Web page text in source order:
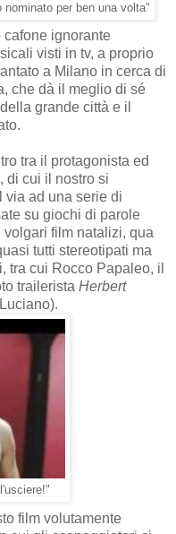
per ben una volta"
cafone ignorante
visti in tv, a proprio
a Milano in cerca di
che dà il meglio di sé
grande città e il
tra il protagonista ed
di cui il nostro si
via ad una serie di
su giochi di parole
film natalizi, qua
tutti stereotipati ma
tra cui Rocco Papaleo, il
trailerista Herbert
film volutamente